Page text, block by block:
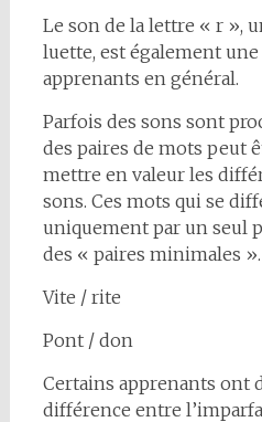
Le son de la lettre « r »,
luette, est également
apprenants en général.
Parfois des sons sont
des paires de mots peut
mettre en valeur les
sons. Ces mots qui se
uniquement par un seul
des « paires minimales ».
Vite / rite
Pont / don
Certains apprenants ont
différence entre